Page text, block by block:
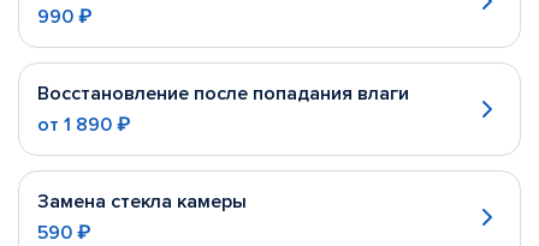
990 ₽
Восстановление после попадания влаги
от 1 890 ₽
Замена стекла камеры
590 ₽